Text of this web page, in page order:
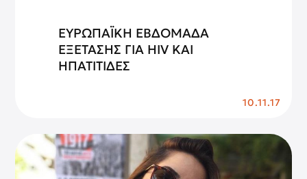
ΕΥΡΩΠΑΪΚΗ ΕΒΔΟΜΑΔΑ
ΕΞΕΤΑΣΗΣ ΓΙΑ HIV ΚΑΙ
ΗΠΑΤΙΤΙΔΕΣ
10.11.17